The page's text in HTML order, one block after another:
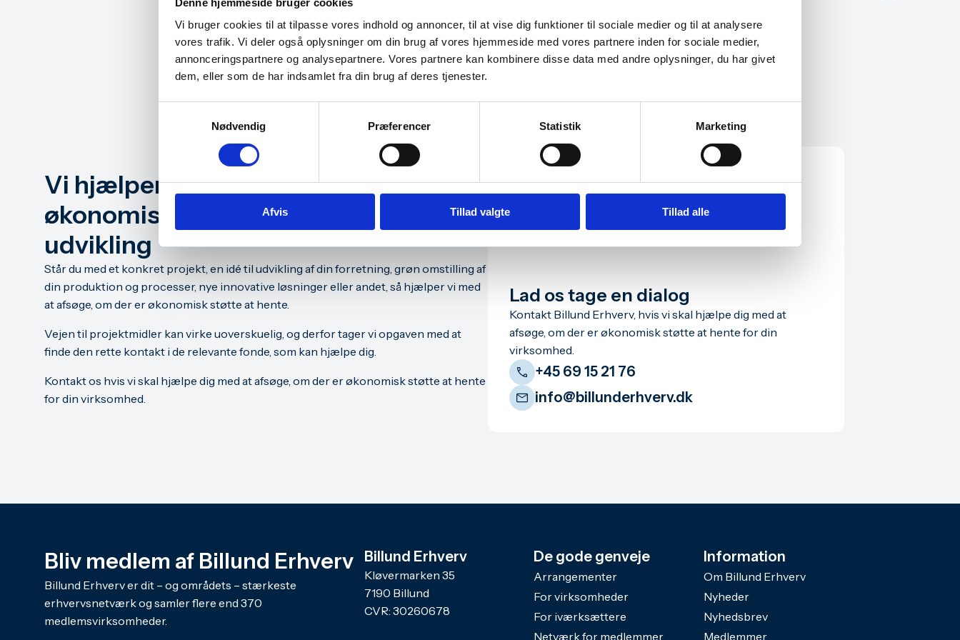
Vi bruger cookies til at tilpasse vores indhold og annoncer, til at vise dig funktioner til sociale medier og til at analysere
vores trafik. Vi deler også oplysninger om din brug af vores hjemmeside med vores partnere inden for sociale medier,
annonceringspartnere og analysepartnere. Vores partnere kan kombinere disse data med andre oplysninger, du har givet
dem, eller som de har indsamlet fra din brug af deres tjenester.
Nødvendig
Præferencer Statistik Marketing
Afvis Tillad valgte Tillad alle
Mathilde Kastberg Ascanius
Filskov Kro
Vi hjælper dig med at finde
økonomisk støtte til din virksomheds
udvikling
Står du med et konkret projekt, en idé til udvikling af din forretning, grøn omstilling af
din produktion og processer, nye innovative løsninger eller andet, så hjælper vi med
at afsøge, om der er økonomisk støtte at hente.
Vejen til projektmidler kan virke uoverskuelig, og derfor tager vi opgaven med at
finde den rette kontakt i de relevante fonde, som kan hjælpe dig.
Kontakt os hvis vi skal hjælpe dig med at afsøge, om der er økonomisk støtte at hente
for din virksomhed.
Lad os tage en dialog
Kontakt Billund Erhverv, hvis vi skal hjælpe dig med at
afsøge, om der er økonomisk støtte at hente for din
virksomhed.
+45 69 15 21 76
info@billunderhverv.dk
Bliv medlem af Billund Erhverv
Billund Erhverv er dit – og områdets – stærkeste
erhvervsnetværk og samler flere end 370
medlemsvirksomheder.
Billund Erhverv
Kløvermarken 35
7190 Billund
CVR: 30260678
De gode genveje
Arrangementer
For virksomheder
For iværksættere
Netværk for medlemmer
Information
Om Billund Erhverv
Nyheder
Nyhedsbrev
Medlemmer